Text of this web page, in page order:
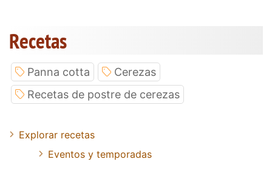
Recetas
Panna cotta
Cerezas
Recetas de postre de cerezas
Explorar recetas
Eventos y temporadas